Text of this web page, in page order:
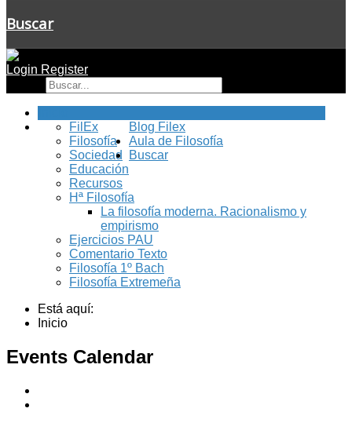
Buscar
Login Register
Blog Filex
FilEx
Filosofía
Sociedad
Educación
Recursos
Aula de Filosofía
Hª Filosofía
La filosofía moderna. Racionalismo y
empirismo
Ejercicios PAU
Comentario Texto
Filosofía 1º Bach
Filosofía Extremeña
Buscar
Está aquí:
Inicio
Events Calendar